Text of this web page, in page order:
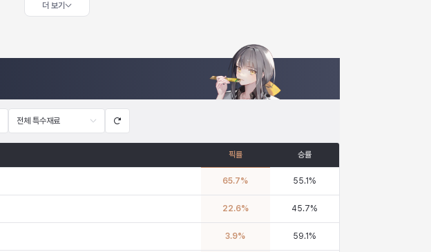
더 보기
전체 특수재료
픽률 승률
65.7% 55.1 %
22.6% 45.7%
3.9% 59.1 %